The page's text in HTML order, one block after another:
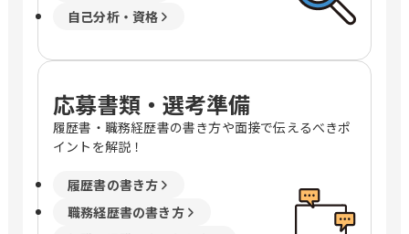
自己分析・資格
応募書類・選考準備
履歴書・職務経歴書の書き方や面接で伝えるべきポ
イントを解説！
履歴書の書き方
職務経歴書の書き方